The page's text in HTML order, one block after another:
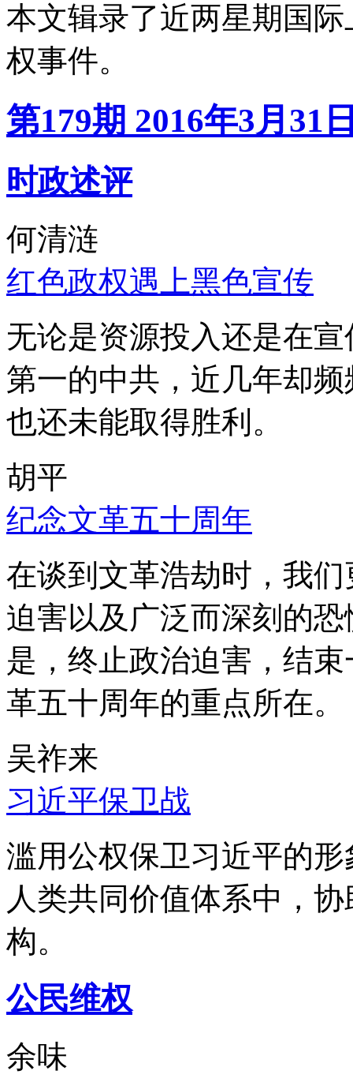
本文辑录了近两星期国
权事件。
第179期 2016年3月31
时政述评
何清涟
红色政权遇上黑色宣传
无论是资源投入还是在
第一的中共，近几年却
也还未能取得胜利。
胡平
纪念文革五十周年
在谈到文革浩劫时，我
迫害以及广泛而深刻的
是，终止政治迫害，结
革五十周年的重点所在。
吴祚来
习近平保卫战
滥用公权保卫习近平的
人类共同价值体系中，
构。
公民维权
余味